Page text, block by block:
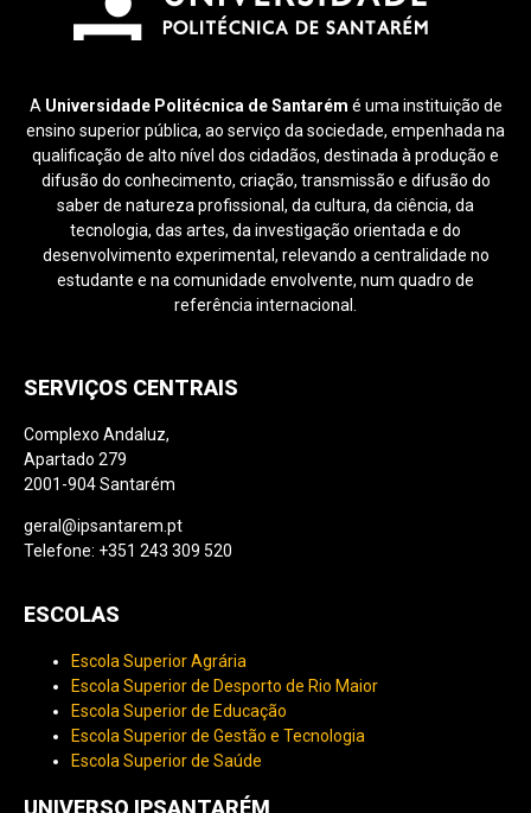
A Universidade Politécnica de Santarém é uma instituição de
ensino superior pública, ao serviço da sociedade, empenhada na
qualificação de alto nível dos cidadãos, destinada à produção e
difusão do conhecimento, criação, transmissão e difusão do
saber de natureza profissional, da cultura, da ciência, da
tecnologia, das artes, da investigação orientada e do
desenvolvimento experimental, relevando a centralidade no
estudante e na comunidade envolvente, num quadro de
referência internacional.
SERVIÇOS CENTRAIS
Complexo Andaluz,
Apartado 279
2001-904 Santarém
geral@ipsantarem.pt
Telefone: +351 243 309 520
ESCOLAS
Escola Superior Agrária
Escola Superior de Desporto de Rio Maior
Escola Superior de Educação
Escola Superior de Gestão e Tecnologia
Escola Superior de Saúde